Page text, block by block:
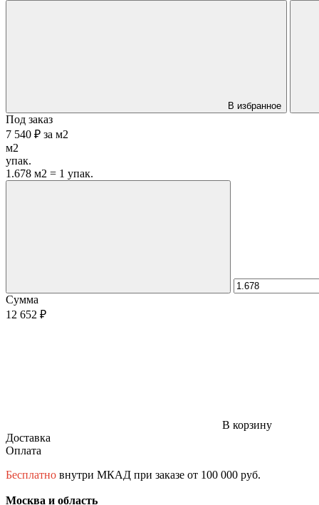
В избранное
Под заказ
7 540 ₽ за м2
м2
упак.
1.678 м2 = 1 упак.
Сумма
12 652 ₽
В корзину
Доставка
Оплата
Бесплатно внутри МКАД при заказе от 100 000 руб.
Москва и область